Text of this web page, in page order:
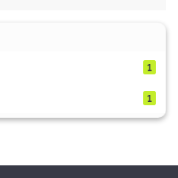
1
1